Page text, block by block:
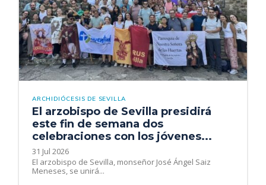
ARCHIDIÓCESIS DE SEVILLA
El arzobispo de Sevilla presidirá
este fin de semana dos
celebraciones con los jóvenes...
31 Jul 2026
El arzobispo de Sevilla, monseñor José Ángel Saiz
Meneses, se unirá...